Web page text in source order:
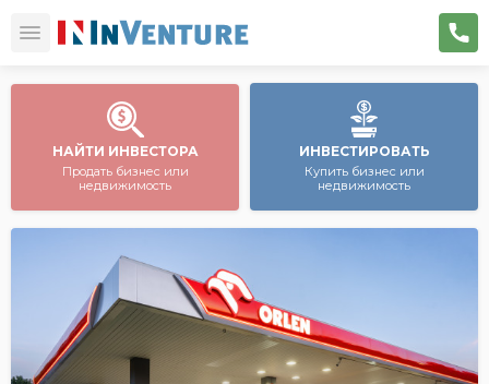
НАЙТИ ИНВЕСТОРА
Продать бизнес или
недвижимость
ИНВЕСТИРОВАТЬ
Купить бизнес или
недвижимость